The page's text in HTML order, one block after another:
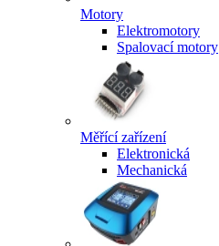
Motory
Elektromotory
Spalovací motory
Měřící zařízení
Elektronická
Mechanická